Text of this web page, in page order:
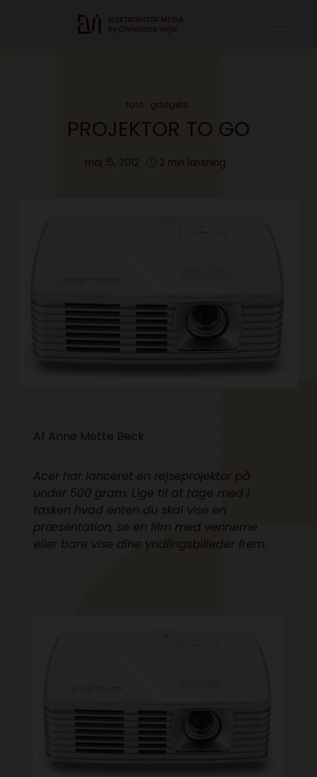
foto gadgets
PROJEKTOR TO GO
maj 15, 2012 2 min læsning
Af Anne Mette Beck
Acer har lanceret en rejseprojektor på
under 500 gram. Lige til at tage med i
tasken hvad enten du skal vise en
præsentation, se en film med vennerne
eller bare vise dine yndlingsbilleder frem.